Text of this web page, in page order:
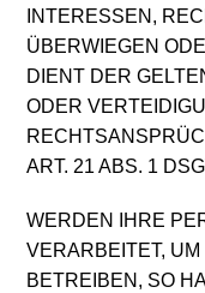
INTERESSEN,
ÜBERWIEGEN
DIENT DER
ODER
ART. 21 ABS. 1
WERDEN IHRE
VERARBEITET,
BETREIBEN, SO